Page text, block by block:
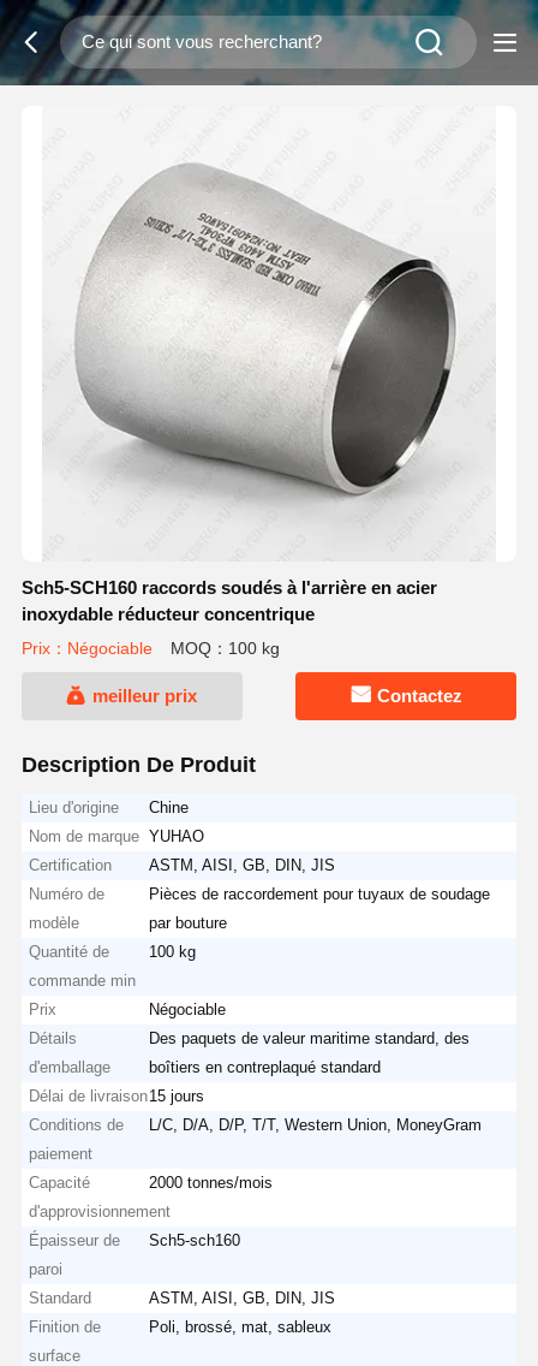
Sch5-SCH160 raccords soudés à l'arrière en acier
inoxydable réducteur concentrique
Prix：Négociable MOQ：100 kg
meilleur prix Contactez
Description De Produit
Lieu d'origine
Chine
Nom de marque YUHAO
Certification
ASTM, AISI, GB, DIN, JIS
Numéro de
modèle
Pièces de raccordement pour tuyaux de soudage
par bouture
Quantité de
commande min
100 kg
Prix
Négociable
Détails
d'emballage
Des paquets de valeur maritime standard, des
boîtiers en contreplaqué standard
Délai de livraison15 jours
Conditions de
paiement
L/C, D/A, D/P, T/T, Western Union, MoneyGram
Capacité
d'approvisionnement
2000 tonnes/mois
Épaisseur de
paroi
Sch5-sch160
Standard
ASTM, AISI, GB, DIN, JIS
Finition de
surface
Poli, brossé, mat, sableux